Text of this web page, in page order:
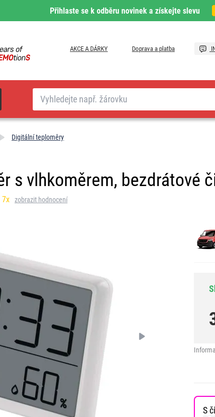
Přihlaste se k odběru novinek a získejte slevu
AKCE A DÁRKY Doprava a platba
Hledat
Digitální teploměry
s vlhkoměrem, bezdrátové
7x zobrazit hodnocení
S